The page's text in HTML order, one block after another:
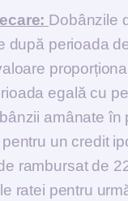
Dobânzile
după perioada
egală cu
amânate
un credit
rambursat de
ratei pentru